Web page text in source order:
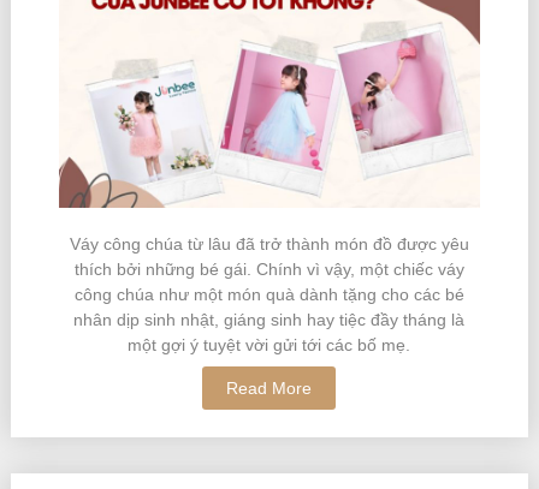
Váy công chúa từ lâu đã trở thành món đồ được yêu
thích bởi những bé gái. Chính vì vậy, một chiếc váy
công chúa như một món quà dành tặng cho các bé
nhân dịp sinh nhật, giáng sinh hay tiệc đầy tháng là
một gợi ý tuyệt vời gửi tới các bố mẹ.
Read More